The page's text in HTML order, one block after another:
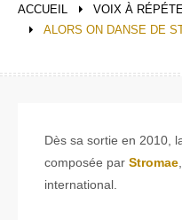
ACCUEIL VOIX À
ALORS ON DANSE DE
Dès sa sortie en 2010,
composée par Stromae
international.